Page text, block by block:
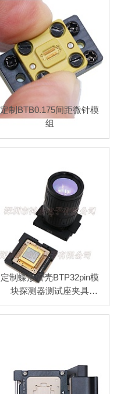
定制BTB0.175间距微针模
组
定制蝶形管壳BTP32pin模
块探测器测试座夹具
socket